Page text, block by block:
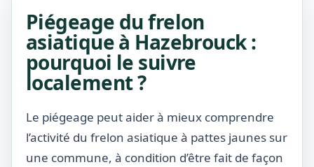
Piégeage du frelon
asiatique à Hazebrouck :
pourquoi le suivre
localement ?
Le piégeage peut aider à mieux comprendre
l’activité du frelon asiatique à pattes jaunes sur
une commune, à condition d’être fait de façon